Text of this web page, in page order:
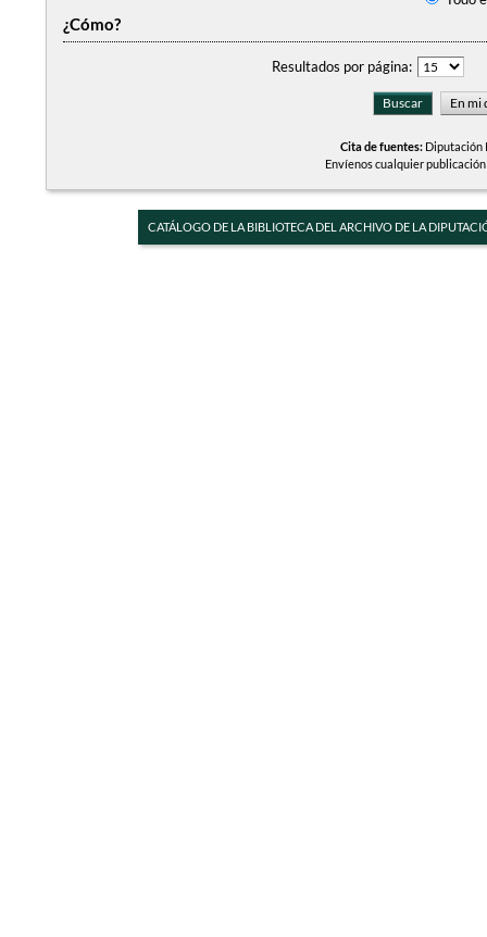
¿Cómo?
Resultados por página:
Cita de fuentes:Diputación
Envíenos cualquier
CATÁLOGO DE LA BIBLIOTECA DEL ARCHIVO DE LA